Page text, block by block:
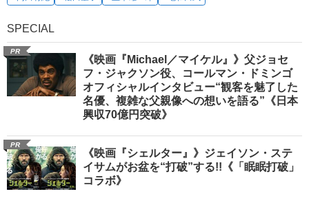
SPECIAL
PR
《映画『Michael／マイケル』》父ジョセ
フ・ジャクソン役、コールマン・ドミンゴ
オフィシャルインタビュー“観客を魅了した
名優、複雑な父親像への想いを語る”《日本
興収70億円突破》
PR
《映画『シェルター』》ジェイソン・ステ
イサムがお盆を“打破”する!!《「眠眠打破」
コラボ》